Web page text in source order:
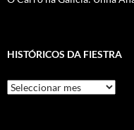
HISTÓRICOS DA FIESTRA
Históricos
Da